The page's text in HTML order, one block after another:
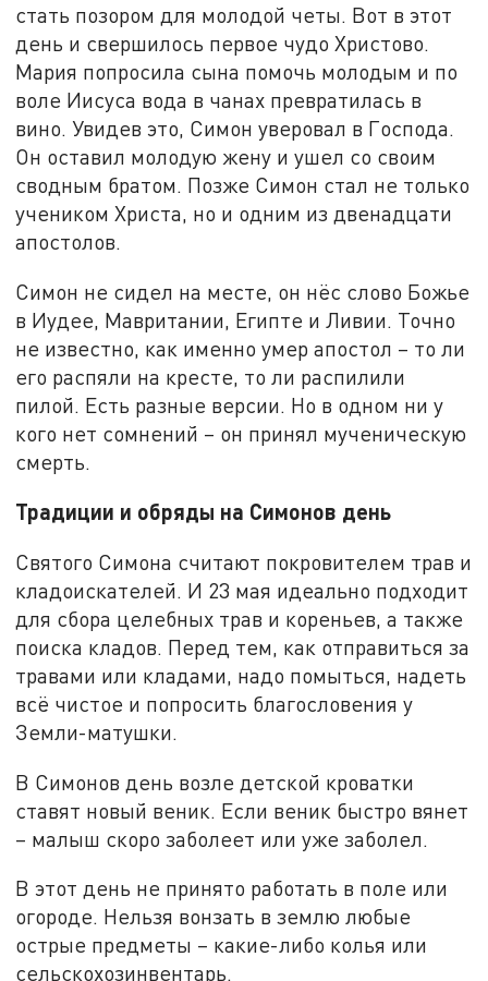
стать позором для молодой четы. Вот в этот
день и свершилось первое чудо Христово.
Мария попросила сына помочь молодым и по
воле Иисуса вода в чанах превратилась в
вино. Увидев это, Симон уверовал в Господа.
Он оставил молодую жену и ушел со своим
сводным братом. Позже Симон стал не только
учеником Христа, но и одним из двенадцати
апостолов.
Симон не сидел на месте, он нёс слово Божье
в Иудее, Мавритании, Египте и Ливии. Точно
не известно, как именно умер апостол – то ли
его распяли на кресте, то ли распилили
пилой. Есть разные версии. Но в одном ни у
кого нет сомнений – он принял мученическую
смерть.
Традиции и обряды на Симонов день
Святого Симона считают покровителем трав и
кладоискателей. И 23 мая идеально подходит
для сбора целебных трав и кореньев, а также
поиска кладов. Перед тем, как отправиться за
травами или кладами, надо помыться, надеть
всё чистое и попросить благословения у
Земли-матушки.
В Симонов день возле детской кроватки
ставят новый веник. Если веник быстро вянет
– малыш скоро заболеет или уже заболел.
В этот день не принято работать в поле или
огороде. Нельзя вонзать в землю любые
острые предметы – какие-либо колья или
сельскохозинвентарь.